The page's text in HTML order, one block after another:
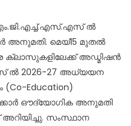
ൽ
അനുമതി. മെയ്15 മുതൽ
ക്ലാസുകളിലേക്ക് അഡ്മിഷൻ
ൽ 2026-27 അധ്യയന
Education)
ഔദ്യോഗിക അനുമതി
സംസ്ഥാന